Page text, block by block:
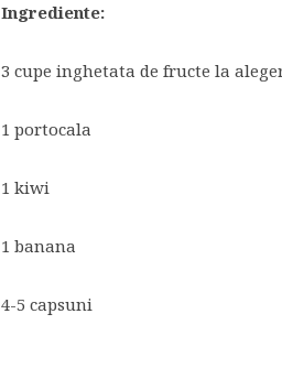
Ingrediente:
3 cupe inghetata de fructe la
1 portocala
1 kiwi
1 banana
4-5 capsuni